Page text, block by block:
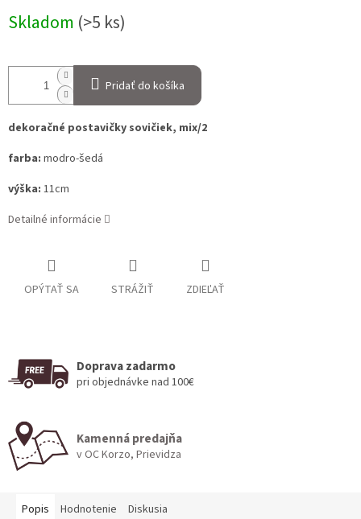
cena:
Skladom (>5 ks)
Pridať do košíka
dekoračné postavičky sovičiek, mix/2
farba: modro-šedá
výška: 11cm
Detailné informácie
OPÝTAŤ SA STRÁŽIŤ ZDIEĽAŤ
Doprava zadarmo
pri objednávke nad 100€
Kamenná predajňa
v OC Korzo, Prievidza
Popis Hodnotenie Diskusia